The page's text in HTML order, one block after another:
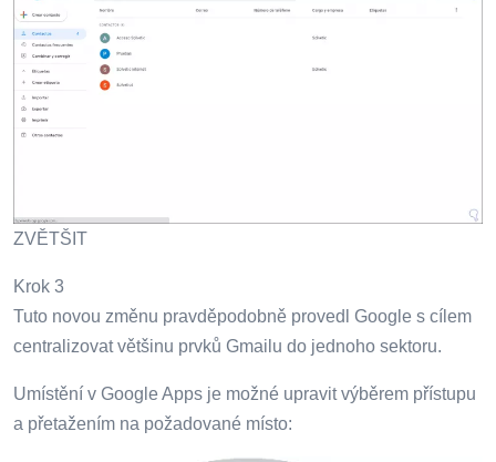
ZVĚTŠIT
Krok 3
Tuto novou změnu pravděpodobně provedl Google s cílem
centralizovat většinu prvků Gmailu do jednoho sektoru.
Umístění v Google Apps je možné upravit výběrem přístupu
a přetažením na požadované místo: